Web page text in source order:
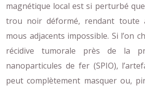
magnétique local est si perturbé
trou noir déformé, rendant toute
mous adjacents impossible. Si l’on
récidive tumorale près de la
nanoparticules de fer (SPIO),
peut complètement masquer ou,